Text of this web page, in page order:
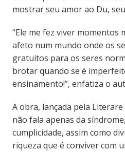
mostrar seu amor ao Du,
“Ele me fez viver momentos
afeto num mundo onde os
gratuitos para os seres
brotar quando se é
ensinamento!”, enfatiza o
A obra, lançada pela
não fala apenas da
cumplicidade, assim como
riqueza que é conviver com